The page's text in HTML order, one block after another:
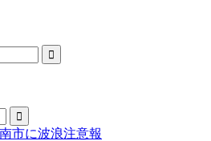
市に波浪注意報